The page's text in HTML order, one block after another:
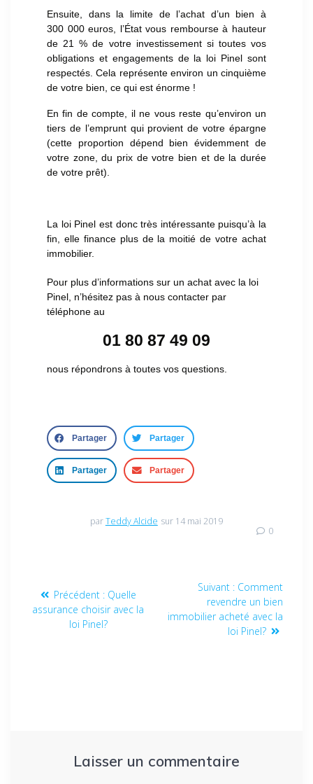
Ensuite, dans la limite de l’achat d’un bien à
300 000 euros, l’État vous rembourse à hauteur
de 21 % de votre investissement si toutes vos
obligations et engagements de la loi Pinel sont
respectés. Cela représente environ un cinquième
de votre bien, ce qui est énorme !
En fin de compte, il ne vous reste qu’environ un
tiers de l’emprunt qui provient de votre épargne
(cette proportion dépend bien évidemment de
votre zone, du prix de votre bien et de la durée
de votre prêt).
La loi Pinel est donc très intéressante puisqu’à la
fin, elle finance plus de la moitié de votre achat
immobilier.
Pour plus d’informations sur un achat avec la loi
Pinel, n’hésitez pas à nous contacter par
téléphone au
01 80 87 49 09
nous répondrons à toutes vos questions.
Partager Partager
Partager Partager
parTeddy Alcide sur 14 mai 2019
0
Précédent : Quelle
assurance choisir avec la
loi Pinel?
Suivant : Comment
revendre un bien
immobilier acheté avec la
loi Pinel?
Laisser un commentaire